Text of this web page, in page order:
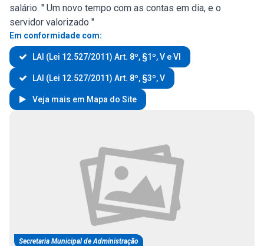
salário. " Um novo tempo com as contas em dia, e o
servidor valorizado "
Em conformidade com:
LAI (Lei 12.527/2011) Art. 8º, §1º, V e VI
LAI (Lei 12.527/2011) Art. 8º, §3º, V
Veja mais em Mapa do Site
Secretaria Municipal de Administração